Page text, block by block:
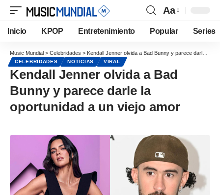
Aa
Inicio KPOP Entretenimiento Popular Series
Music Mundial > Celebridades > Kendall Jenner olvida a Bad Bunny y parece darle la oportunidad a un viejo amor
CELEBRIDADES NOTICIAS VIRAL
Kendall Jenner olvida a Bad
Bunny y parece darle la
oportunidad a un viejo amor